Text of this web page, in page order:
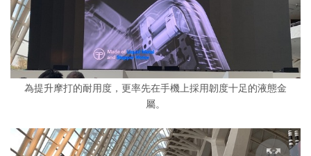
為提升摩打的耐用度，更率先在手機上採用韌度十足的液態金
屬。